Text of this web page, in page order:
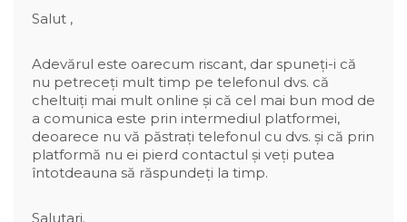
Salut ,
Adevărul este oarecum riscant, dar spuneți-i că
nu petreceți mult timp pe telefonul dvs. că
cheltuiți mai mult online și că cel mai bun mod de
a comunica este prin intermediul platformei,
deoarece nu vă păstrați telefonul cu dvs. și că prin
platformă nu ei pierd contactul și veți putea
întotdeauna să răspundeți la timp.
Salutari.